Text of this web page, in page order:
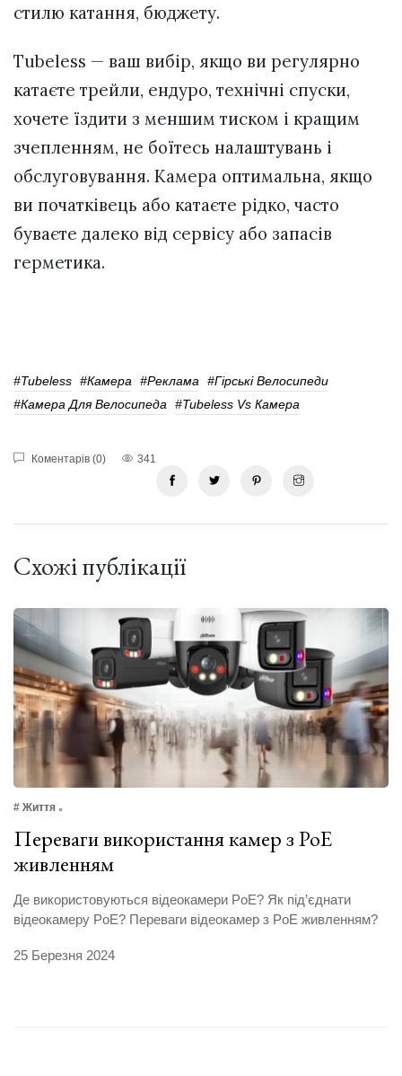
стилю катання, бюджету.
Tubeless — ваш вибір, якщо ви регулярно
катаєте трейли, ендуро, технічні спуски,
хочете їздити з меншим тиском і кращим
зчепленням, не боїтесь налаштувань і
обслуговування. Камера оптимальна, якщо
ви початківець або катаєте рідко, часто
буваєте далеко від сервісу або запасів
герметика.
#Tubeless #Камера #реклама
#Гірські Велосипеди
#Камера Для Велосипеда
#Tubeless Vs Камера
Коментарів (0) 341
Схожі публікації
# Життя
Переваги використання камер з PoE
живленням
Де використовуються відеокамери PoE? Як під’єднати
відеокамеру PoE? Переваги відеокамер з PoE живленням?
25 Березня 2024